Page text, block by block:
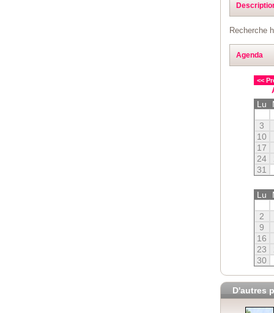
Recherche
Agenda
<<
Lu
3
10
17
24
31
Lu
2
9
16
23
30
D'autres